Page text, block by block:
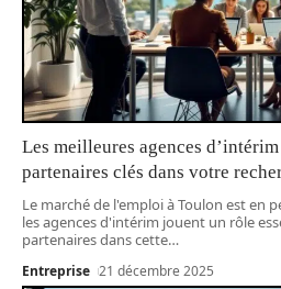
Les meilleures agences
partenaires clés dans votre
Le marché de l'emploi à Toulon est en
les agences d'intérim jouent un rôle
partenaires dans cette…
Entreprise 21 décembre 2025